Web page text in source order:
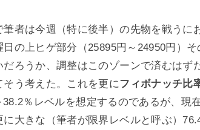
筆者は今週（特に後半）の先物を戦う
日の上ヒゲ部分（25895円～24950円）
だろうか、調整はこのゾーンで済むはず
そう考えた。これを更にフィボナッチ比
38.2％レベルを想定するのであるが、現
に大きな（筆者が限界レベルと呼ぶ）